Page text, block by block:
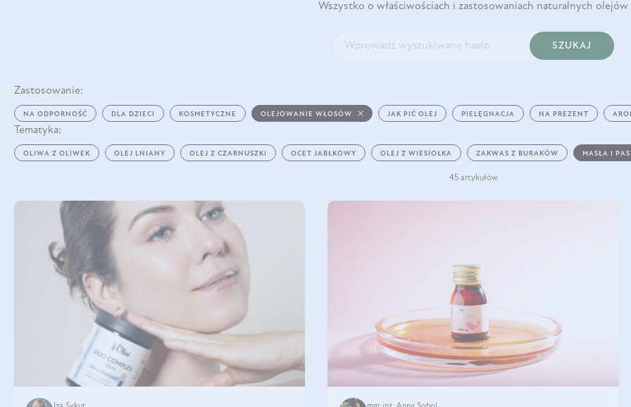
Wszystko o właściwościach i zastosowaniach naturalnych olejów
SZUKAJ
Zastosowanie:
NA ODPORNOŚĆ DLA DZIECI KOSMETYCZNE OLEJOWANIE WŁOSÓW JAK PIĆ OLEJ PIELĘGNACJA NA PREZENT
Tematyka:
OLIWA Z OLIWEK OLEJ LNIANY OLEJ Z CZARNUSZKI OCET JABŁKOWY OLEJ Z WIESIOŁKA ZAKWAS Z BURAKÓW MASŁA I
45 artykułów